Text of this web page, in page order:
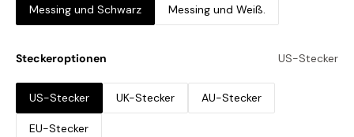
Messing und Schwarz Messing und Weiß.
Steckeroptionen US-Stecker
US-Stecker UK-Stecker AU-Stecker
EU-Stecker